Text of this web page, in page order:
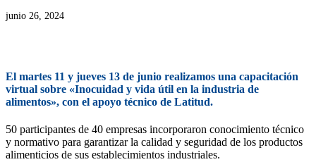
junio 26, 2024
El martes 11 y jueves 13 de junio realizamos una capacitación
virtual sobre «Inocuidad y vida útil en la industria de
alimentos», con el apoyo técnico de Latitud.
50 participantes de 40 empresas incorporaron conocimiento técnico
y normativo para garantizar la calidad y seguridad de los productos
alimenticios de sus establecimientos industriales.